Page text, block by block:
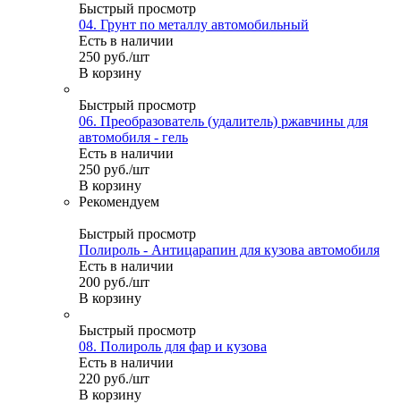
Быстрый просмотр
04. Грунт по металлу автомобильный
Есть в наличии
250 руб./шт
В корзину
Быстрый просмотр
06. Преобразователь (удалитель) ржавчины для
автомобиля - гель
Есть в наличии
250 руб./шт
В корзину
Рекомендуем
Быстрый просмотр
Полироль - Антицарапин для кузова автомобиля
Есть в наличии
200 руб./шт
В корзину
Быстрый просмотр
08. Полироль для фар и кузова
Есть в наличии
220 руб./шт
В корзину